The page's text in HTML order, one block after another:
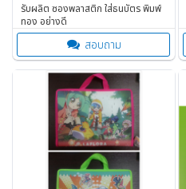
รับผลิต ซองพลาสติก ใส่ธนบัตร พิมพ์
ทอง อย่างดี
สอบถาม